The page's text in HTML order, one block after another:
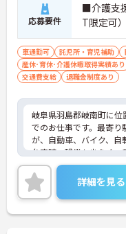
応募要件
■介護支
T限定可）
車通勤可 託児所・育児補助
産休･育休･介護休暇取得実績あり
交通費支給
退職金制度あり
岐阜県羽島郡岐南町に
でのお仕事です。最寄
が、自動車、バイク、自
台定時、残業も少なく
です。施設サービス、
る法人が母体で安定感も
魅力です。ご興味のあ
など、さらに詳細をお
ご相談ください！
詳細を見る